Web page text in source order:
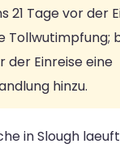
21 Tage vor der
Tollwutimpfung;
der Einreise eine
hinzu.
in Slough